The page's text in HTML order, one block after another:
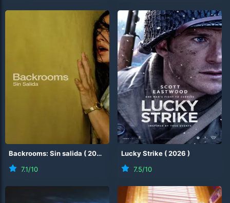
Backrooms: Sin salida (2026
7.1/10
Lucky Strike (2026 )
7.5/10